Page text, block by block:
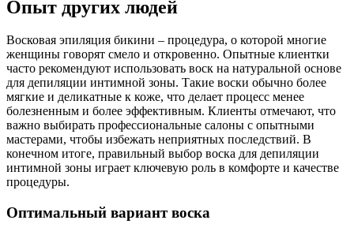
Опыт других людей
Восковая эпиляция бикини – процедура, о которой многие
женщины говорят смело и откровенно. Опытные клиентки
часто рекомендуют использовать воск на натуральной основе
для депиляции интимной зоны. Такие воски обычно более
мягкие и деликатные к коже, что делает процесс менее
болезненным и более эффективным. Клиенты отмечают, что
важно выбирать профессиональные салоны с опытными
мастерами, чтобы избежать неприятных последствий. В
конечном итоге, правильный выбор воска для депиляции
интимной зоны играет ключевую роль в комфорте и качестве
процедуры.
Оптимальный вариант воска